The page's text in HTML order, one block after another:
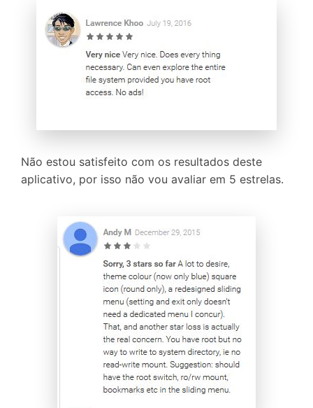
50M+ usuários, 17+ anos
Desbloqueie e repare seu celular
Recupere, proteja e transfira dados faclimente
Tecnologia de IA, sem complicação
Não estou satisfeito com os resultados deste
aplicativo, por isso não vou avaliar em 5 estrelas.